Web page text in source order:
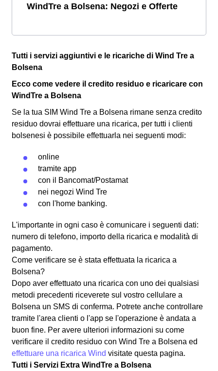
WindTre a Bolsena: Negozi e Offerte
Tutti i servizi aggiuntivi e le ricariche di Wind Tre a
Bolsena
Ecco come vedere il credito residuo e ricaricare con
WindTre a Bolsena
Se la tua SIM Wind Tre a Bolsena rimane senza credito
residuo dovrai effettuare una ricarica, per tutti i clienti
bolsenesi è possibile effettuarla nei seguenti modi:
online
tramite app
con il
Bancomat/Postamat
nei negozi Wind Tre
con l'home banking.
L'importante in ogni caso è comunicare i seguenti dati:
numero di telefono, importo della ricarica e modalità di
pagamento.
Come verificare se è stata effettuata la ricarica a
Bolsena?
Dopo aver effettuato una ricarica con uno dei qualsiasi
metodi precedenti riceverete sul vostro cellulare a
Bolsena un SMS di conferma. Potrete anche controllare
tramite l'area clienti o l'app se l'operazione è andata a
buon fine. Per avere ulteriori informazioni su come
verificare il credito residuo con Wind Tre a Bolsena ed
effettuare una ricarica Wind visitate questa pagina.
Tutti i Servizi Extra WindTre a Bolsena